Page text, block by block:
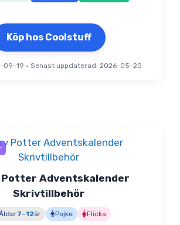
Köp hos Coolstuff
09-19 • Senast uppdaterad: 2026-05-20
Adventskalender
Skrivtillbehör
7–12år Pojke Flicka